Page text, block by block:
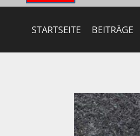
STARTSEITE BEITRÄGE